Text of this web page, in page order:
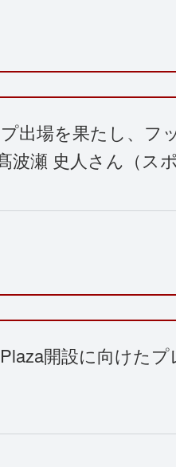
出場を果たし、フ
波瀬 史人さん（ス
開設に向けたプ